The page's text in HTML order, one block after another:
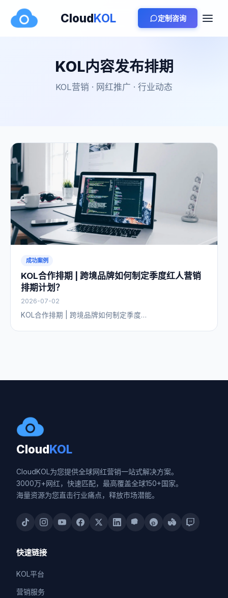
CloudKOL 定制咨询
KOL内容发布排期
KOL营销 · 网红推广 · 行业动态
成功案例
KOL合作排期 | 跨境品牌如何制定季度红人营销
排期计划？
2026-07-02
KOL合作排期 | 跨境品牌如何制定季度…
CloudKOL
CloudKOL为您提供全球网红营销一站式解决方案。
3000万+网红，快速匹配，最高覆盖全球150+国家。
海量资源为您直击行业痛点，释放市场潜能。
快速链接
KOL平台
营销服务